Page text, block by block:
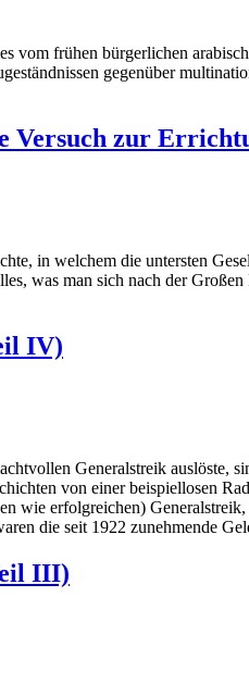
frühen bürgerlichen
gegenüber
Versuch zur
in welchem die untersten
was man sich nach der
IV)
Generalstreik auslöste,
von einer beispiellosen
wie erfolgreichen)
die seit 1922 zunehmende
III)